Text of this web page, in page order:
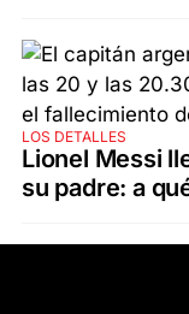
LOS DETALLES
Lionel Messi
su padre: a